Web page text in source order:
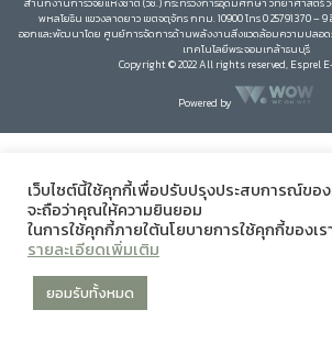
พหลโยธิน แขวงลาดยาว เขตจตุจักร กทม. 10900 โทร 0 25791370 –
ออกและพัฒนาโดย ศูนย์การจัดการด้านพลังงานสิ่งแวดล้อมความปลอ
เทคโนโลยีพระจอมเกล้าธนบุรี
Copyright © 2022 All rights reserved, Esprel
Powered by
เว็บไซต์นี้ใช้คุกกี้เพื่อปรับปรุงประสบการณ์ของ
จะถือว่าคุณให้ความยินยอม
ในการใช้คุกกี้ภายใต้นโยบายการใช้คุกกี้ของเร
รายละเอียดเพิ่มเติม
ยอมรับทั้งหมด